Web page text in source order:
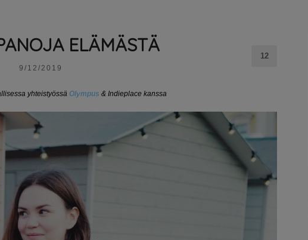
ELÄMÄSTÄ
9/12/2019
12
yhteistyössä Olympus & Indieplace kanssa